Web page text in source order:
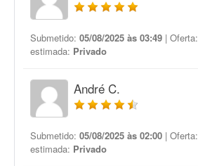
Submetido: 05/08/2025 às 03:49 | Oferta:
estimada: Privado
André C.
Submetido: 05/08/2025 às 02:00 | Oferta:
estimada: Privado